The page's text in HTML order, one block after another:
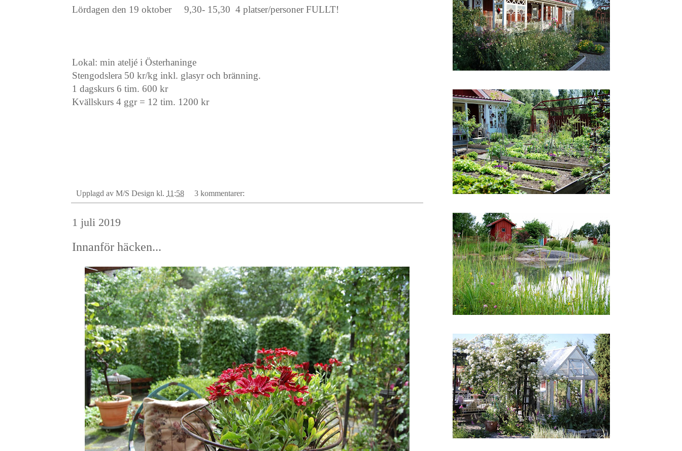
Lördagen den 19 oktober 9,30- 15,30 4 platser/personer FULLT!
Lokal: min ateljé i Österhaninge
Stengodslera 50 kr/kg inkl. glasyr och bränning.
1 dagskurs 6 tim. 600 kr
Kvällskurs 4 ggr = 12 tim. 1200 kr
Upplagd av M/S Design kl. 11:58 3 kommentarer:
1 juli 2019
Innanför häcken...